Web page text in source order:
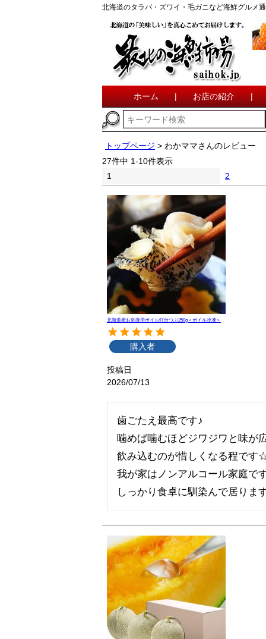
北海道のタラバ・ズワイ・毛ガニなど海鮮グルメ
ホーム | お店の紹介 |
トップページ
わかママさんのレビュー
27件中 1-10件表示
1
2
北海道産お刺身用ボイル灯台つぶ250g＜ボイル冷凍＞
購入者
投稿日
2026/07/13
歯ごたえ最高です♪
噛めば噛むほどジワジワと味が
飲み込むのが惜しくなる程です
我が家はノンアルコール家庭で
しっかり食卓に馴染んで居りま